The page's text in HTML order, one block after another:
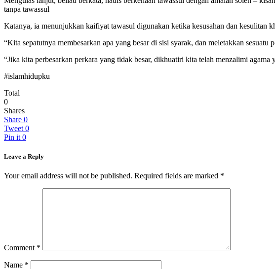
tanpa tawassul
Katanya, ia menunjukkan kaifiyat tawasul digunakan ketika kesusahan dan kesulitan
“Kita sepatutnya membesarkan apa yang besar di sisi syarak, dan meletakkan
“Jika kita perbesarkan perkara yang tidak besar, dikhuatiri kita telah menzalimi
#islamhidupku
Total
0
Shares
Share 0
Tweet 0
Pin it 0
Leave a Reply
Your email address will not be published. Required fields are marked *
Comment *
Name *